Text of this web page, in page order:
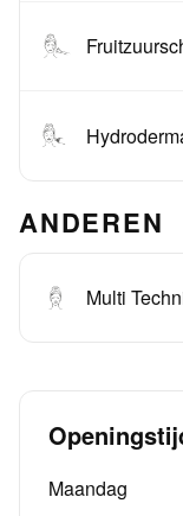
ANDEREN
Multi
Maandag